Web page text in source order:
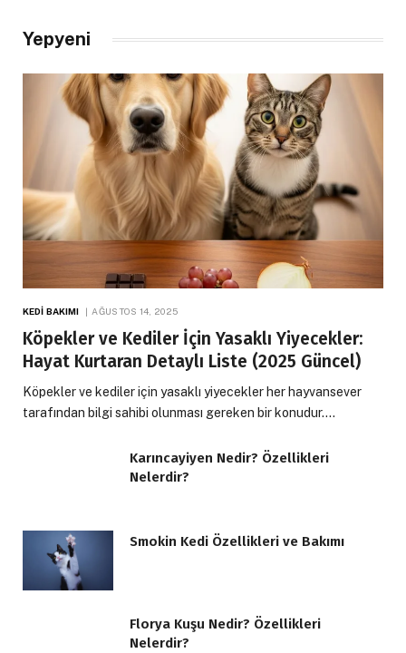
Yepyeni
KEDI BAKIMI AĞUSTOS 14, 2025
Köpekler ve Kediler İçin Yasaklı Yiyecekler:
Hayat Kurtaran Detaylı Liste (2025 Güncel)
Köpekler ve kediler için yasaklı yiyecekler her hayvansever
tarafından bilgi sahibi olunması gereken bir konudur.…
Karıncayiyen Nedir? Özellikleri
Nelerdir?
Smokin Kedi Özellikleri ve Bakımı
Florya Kuşu Nedir? Özellikleri
Nelerdir?